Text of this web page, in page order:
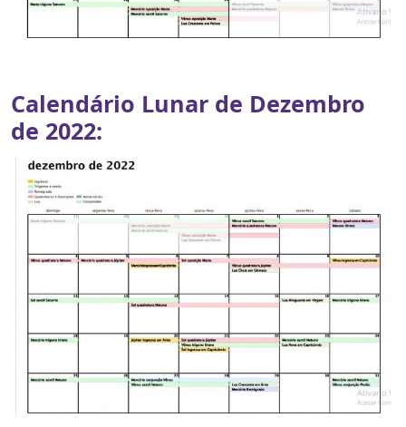
Calendário Lunar de Dezembro
de 2022: